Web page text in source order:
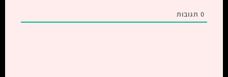
0 תגובות